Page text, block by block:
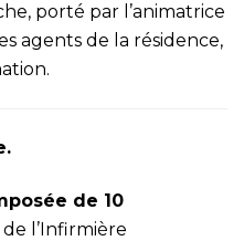
porté par l’animatrice
agents de la résidence,
de 10
de l’Infirmière